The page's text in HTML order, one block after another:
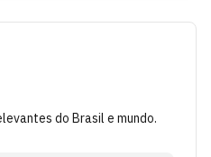
do Brasil e mundo.